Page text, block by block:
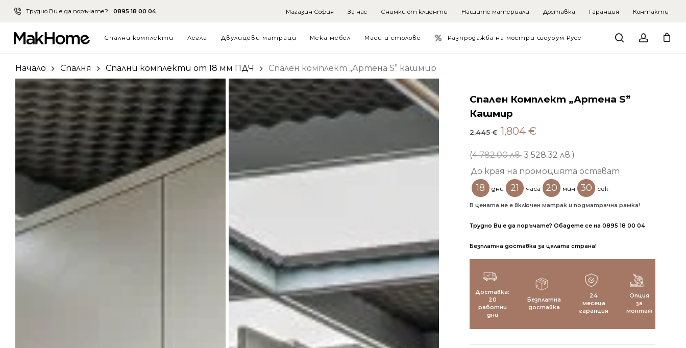
Skip
main
Трудно Ви е да поръчате? 0895 18 00 04 Магазин София За нас Снимки от клиенти Нашите материали Доставка Гаранция Контакти
Hit enter to search or ESC to close
Спални комплекти Легла Двулицеви матраци Мека мебел Маси и столове Разпродажба на мостри шоурум Русе searchaccount
Начало Спалня Спални комплекти от 18 мм ПДЧ Спален комплект „Артена S” кашмир
Спален Комплект „Артена S”
Кашмир
2,445€ Original
price
was:
2,445 €.
1,804€
е:
1,804 €.
(4 782.00 лв. 3 528.32 лв.)
До края на промоцията остават
18 дни 21 часа 20 мин 28 сек
В цената не е включен матрак и подматрачна рамка!
Трудно Ви е да поръчате? Обадете се на 0895 18 00 04
Безплатна доставка за цялата страна!
Доставка:
20
работни
дни
Безплатна
доставка
24
месеца
гаранция
Опция
за
монтаж